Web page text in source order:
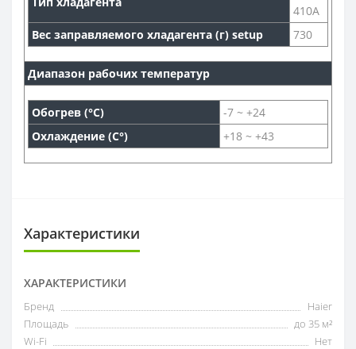
410A
Вес заправляемого хладагента (г) setup
730
Диапазон рабочих температур
Обогрев (°С)
-7 ~ +24
Охлаждение (С°)
+18 ~ +43
Характеристики
ХАРАКТЕРИСТИКИ
Бренд
Haier
Площадь
до 35 м²
Wi-Fi
Нет